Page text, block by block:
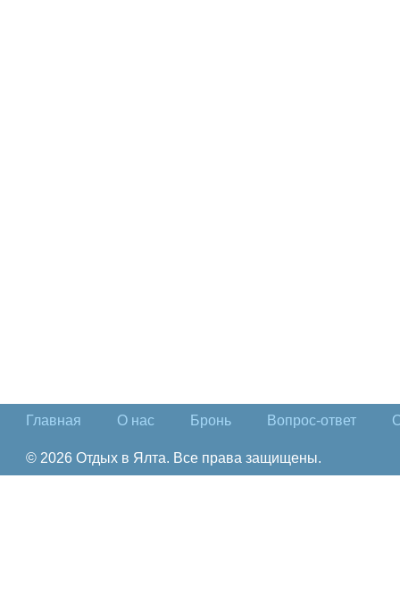
Главная О нас Бронь Вопрос-ответ
© 2026 Отдых в Ялта. Все права защищены.